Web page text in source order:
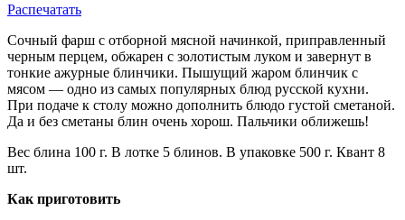
Распечатать
Сочный фарш с отборной мясной начинкой, приправленный
черным перцем, обжарен с золотистым луком и завернут в
тонкие ажурные блинчики. Пышущий жаром блинчик с
мясом — одно из самых популярных блюд русской кухни.
При подаче к столу можно дополнить блюдо густой сметаной.
Да и без сметаны блин очень хорош. Пальчики оближешь!
Вес блина 100 г. В лотке 5 блинов. В упаковке 500 г. Квант 8
шт.
Как приготовить